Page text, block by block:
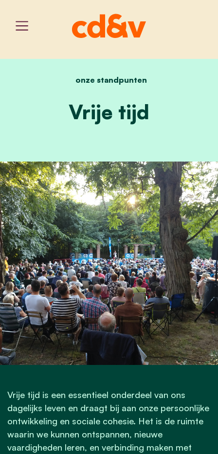
home
onze standpunten
vrije tijd
Vrije tijd
Vrije tijd is een essentieel onderdeel van ons
dagelijks leven en draagt bij aan onze persoonlijke
ontwikkeling en sociale cohesie. Het is de ruimte
waarin we kunnen ontspannen, nieuwe
vaardigheden leren, en verbinding maken met